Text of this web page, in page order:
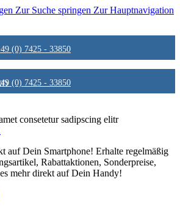
Zur Suche springen Zur Hauptnavigation
(0) 7425 - 33850
PREISEN
(0) 7425 - 33850
PREISEN
consetetur sadipscing elitr
auf Dein Smartphone! Erhalte regelmäßig
Rabattaktionen, Sonderpreise,
mehr direkt auf Dein Handy!